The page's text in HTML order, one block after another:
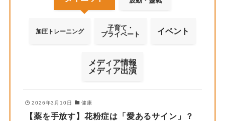
加圧トレーニング
子育て・
プライベート
イベント
メディア情報
メディア出演
2026年3月10日 健康
【薬を手放す】花粉症は「愛あるサイン」？